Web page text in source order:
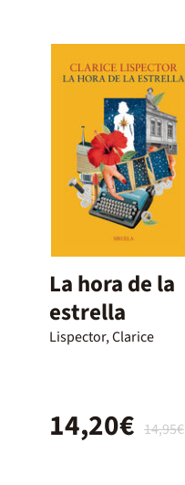
La hora de la
estrella
Lispector, Clarice
14,95€
14,20€